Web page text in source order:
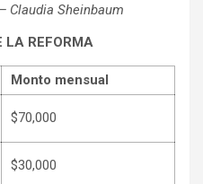
Claudia Sheinbaum
LA REFORMA
Monto mensual
$70,000
$30,000